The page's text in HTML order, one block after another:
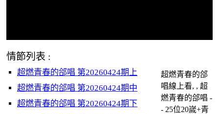
情節列表 :
超燃青春的郃唱 第20260424期上
超燃青春的郃唱 第20260424期中
超燃青春的郃唱 第20260424期下
超燃青春的郃
唱線上看, , 超
燃青春的郃唱 -
- 25位20嵗+青